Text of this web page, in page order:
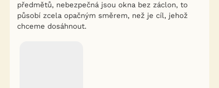
předmětů, nebezpečná jsou okna bez záclon, to
působí zcela opačným směrem, než je cíl, jehož
chceme dosáhnout.